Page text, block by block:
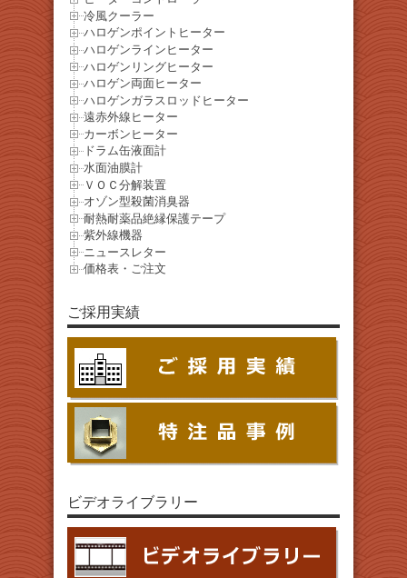
冷風クーラー
ハロゲンポイントヒーター
ハロゲンラインヒーター
ハロゲンリングヒーター
ハロゲン両面ヒーター
ハロゲンガラスロッドヒーター
遠赤外線ヒーター
カーボンヒーター
ドラム缶液面計
水面油膜計
ＶＯＣ分解装置
オゾン型殺菌消臭器
耐熱耐薬品絶縁保護テープ
紫外線機器
ニュースレター
価格表・ご注文
ご採用実績
ビデオライブラリー